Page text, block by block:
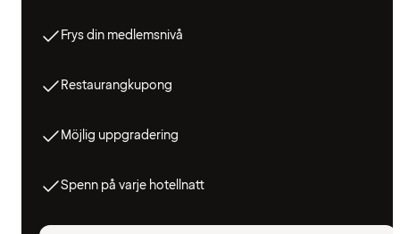
Frys din medlemsnivå
Restaurangkupong
Möjlig uppgradering
Spenn på varje hotellnatt